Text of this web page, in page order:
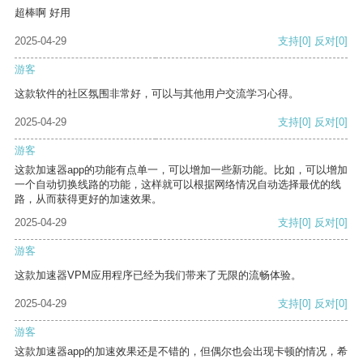
超棒啊 好用
2025-04-29 支持[0] 反对[0]
游客
这款软件的社区氛围非常好，可以与其他用户交流学习心得。
2025-04-29 支持[0] 反对[0]
游客
这款加速器app的功能有点单一，可以增加一些新功能。比如，可以增加
一个自动切换线路的功能，这样就可以根据网络情况自动选择最优的线
路，从而获得更好的加速效果。
2025-04-29
支持[0] 反对[0]
游客
这款加速器VPM应用程序已经为我们带来了无限的流畅体验。
2025-04-29 支持[0] 反对[0]
游客
这款加速器app的加速效果还是不错的，但偶尔也会出现卡顿的情况，希